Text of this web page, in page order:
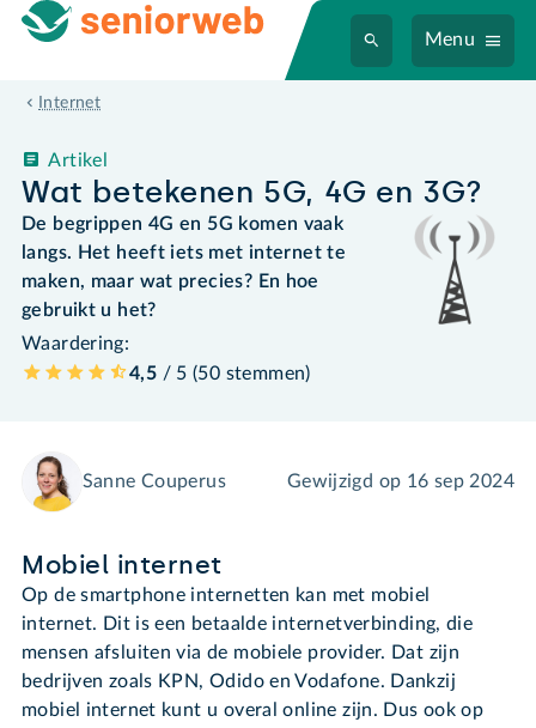
Menu
Internet
Wat betekenen 5G, 4G en 3G?
Artikel
De begrippen 4G en 5G komen vaak
langs. Het heeft iets met internet te
maken, maar wat precies? En hoe
gebruikt u het?
Waardering:
4,5 / 5 (50 stemmen)
Sanne Couperus Gewijzigd op 16 sep 2024
Mobiel internet
Op de smartphone internetten kan met mobiel
internet. Dit is een betaalde internetverbinding, die
mensen afsluiten via de mobiele provider. Dat zijn
bedrijven zoals KPN, Odido en Vodafone. Dankzij
mobiel internet kunt u overal online zijn. Dus ook op